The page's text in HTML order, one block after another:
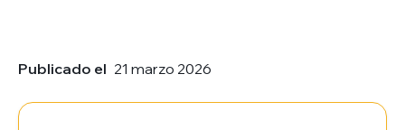
Publicado el 21 marzo 2026